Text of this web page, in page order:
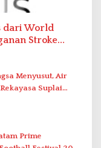
dari World
Stroke
Menyusut, Air
Suplai
Prime